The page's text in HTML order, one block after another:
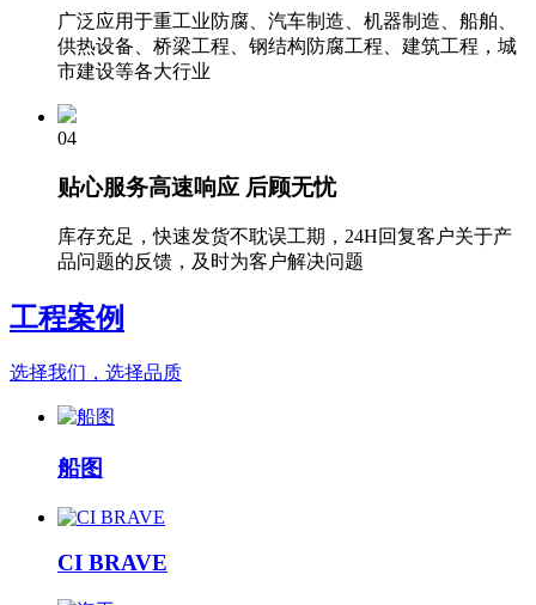
广泛应用于重工业防腐、汽车制造、机器制造、船舶、
供热设备、桥梁工程、钢结构防腐工程、建筑工程，城
市建设等各大行业
04
贴心服务高速响应 后顾无忧
库存充足，快速发货不耽误工期，24H回复客户关于产
品问题的反馈，及时为客户解决问题
工程案例
选择我们，选择品质
船图
CI BRAVE